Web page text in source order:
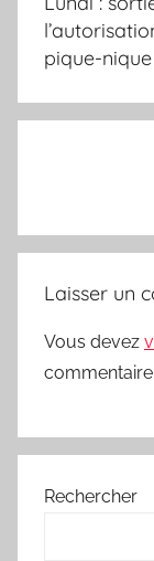
l’article
pique-
Laisser un
Vous devez
commentaire.
Rechercher